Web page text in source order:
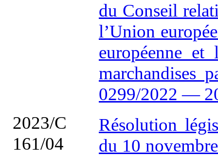
du Conseil
l’Union
européenne
marchandises
0299/2022 —
2023/C
161/04
Résolution
du 10